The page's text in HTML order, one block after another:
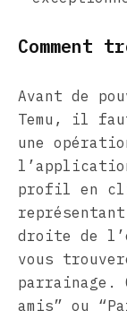
Comment
Avant de
Temu, il
une
profil en
droite de
vous
parrainage.
amis” ou